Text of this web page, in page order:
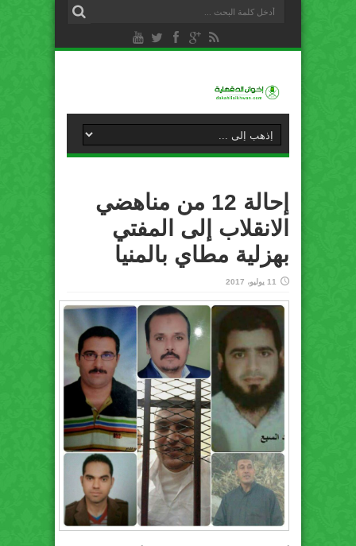
إحالة 12 من مناهضي
الانقلاب إلى المفتي
بهزلية مطاي بالمنيا
11 يوليو، 2017